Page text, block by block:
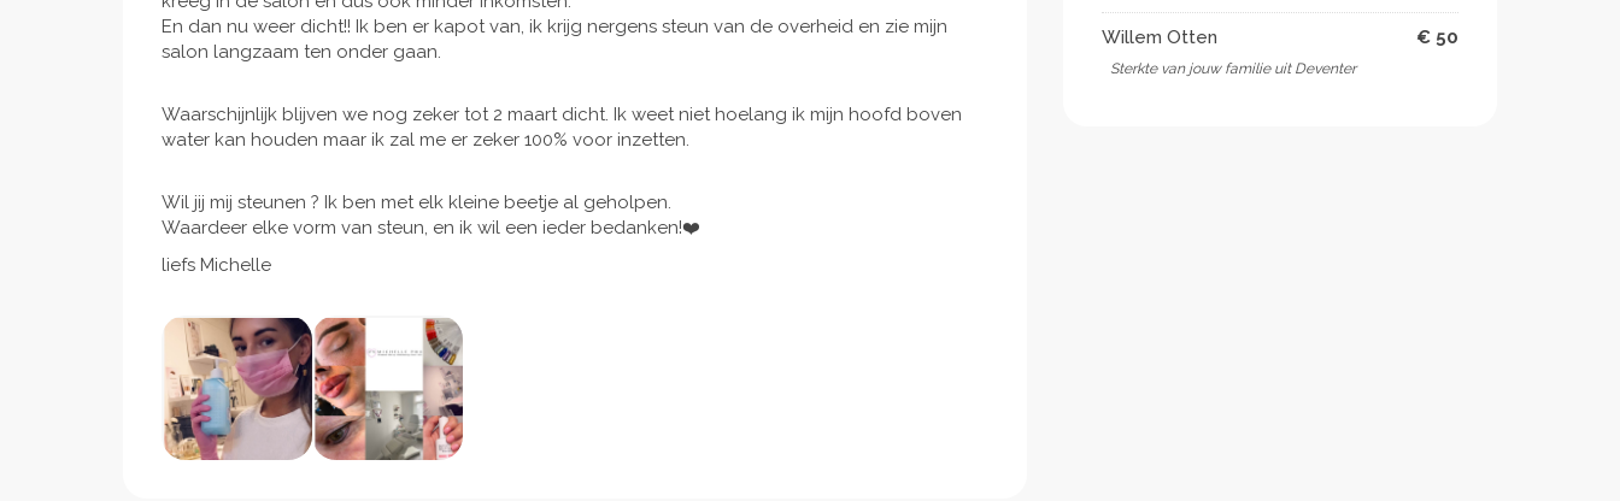
En dan nu weer dicht!! Ik ben er kapot van, ik krijg nergens steun van de overheid en zie mijn
salon langzaam ten onder gaan.
Waarschijnlijk blijven we nog zeker tot 2 maart dicht. Ik weet niet hoelang ik mijn hoofd boven
water kan houden maar ik zal me er zeker 100% voor inzetten.
Wil jij mij steunen ? Ik ben met elk kleine beetje al geholpen.
Waardeer elke vorm van steun, en ik wil een ieder bedanken!❤️
liefs Michelle
Willem Otten € 50
Sterkte van jouw familie uit Deventer